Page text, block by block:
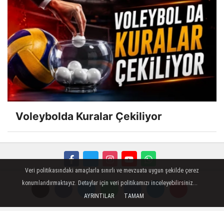
Voleybolda Kuralar Çekiliyor
FORUM Haber Gönder Künye İletişim
Veri politikasındaki amaçlarla sınırlı ve mevzuata uygun şekilde çerez
konumlandırmaktayız. Detaylar için veri politikamızı inceleyebilirsiniz...
AYRINTILAR
TAMAM